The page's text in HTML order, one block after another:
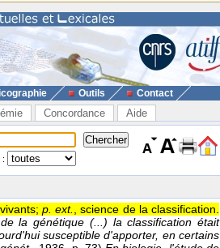
Outils Contact
Concordance Aide
:
p. ext., science de la classification.
la génétique (...) la classification était
susceptible d'apporter, en certains